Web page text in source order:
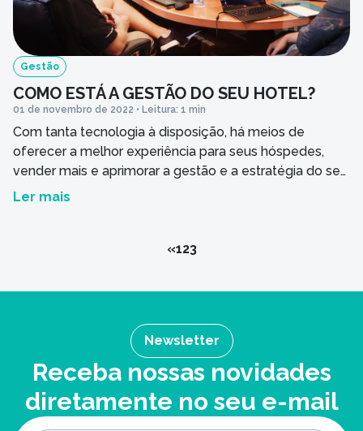
Gestão
COMO ESTÁ A GESTÃO DO SEU HOTEL?
01 de novembro de 2022 • Leitura: 1 min
Com tanta tecnologia à disposição, há meios de
oferecer a melhor experiência para seus hóspedes,
vender mais e aprimorar a gestão e a estratégia do seu
hotel. Para isso, é essencial estar ligado às tendências
análise de tarifas e criar […]
Ler mais
«123
Newsletter
Receba nossas novidades
diretamente no seu e-mail